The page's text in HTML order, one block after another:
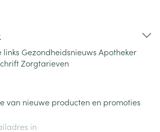
links Gezondheidsnieuws Apotheker
Zorgtarieven
van nieuwe producten en promoties